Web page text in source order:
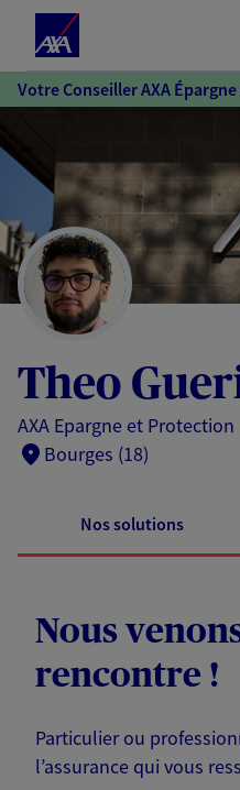
Votre Conseiller AXA
Theo
AXA Epargne et Protection
Bourges (18)
Nos solutions
Nous
rencontre !
Particulier ou
l’assurance qui vous